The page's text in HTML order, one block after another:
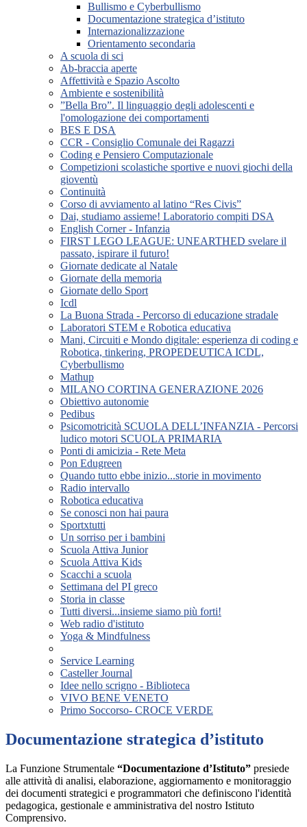
Bullismo e Cyberbullismo
Documentazione strategica d’istituto
Internazionalizzazione
Orientamento secondaria
A scuola di sci
Ab-braccia aperte
Affettività e Spazio Ascolto
Ambiente e sostenibilità
”Bella Bro”. Il linguaggio degli adolescenti e
l'omologazione dei comportamenti
BES E DSA
CCR - Consiglio Comunale dei Ragazzi
Coding e Pensiero Computazionale
Competizioni scolastiche sportive e nuovi giochi della
gioventù
Continuità
Corso di avviamento al latino “Res Civis”
Dai, studiamo assieme! Laboratorio compiti DSA
English Corner - Infanzia
FIRST LEGO LEAGUE: UNEARTHED svelare il
passato, ispirare il futuro!
Giornate dedicate al Natale
Giornate della memoria
Giornate dello Sport
Icdl
La Buona Strada - Percorso di educazione stradale
Laboratori STEM e Robotica educativa
Mani, Circuiti e Mondo digitale: esperienza di coding e
Robotica, tinkering, PROPEDEUTICA ICDL,
Cyberbullismo
Mathup
MILANO CORTINA GENERAZIONE 2026
Obiettivo autonomie
Pedibus
Psicomotricità SCUOLA DELL’INFANZIA - Percorsi
ludico motori SCUOLA PRIMARIA
Ponti di amicizia - Rete Meta
Pon Edugreen
Quando tutto ebbe inizio...storie in movimento
Radio intervallo
Robotica educativa
Se conosci non hai paura
Sportxtutti
Un sorriso per i bambini
Scuola Attiva Junior
Scuola Attiva Kids
Scacchi a scuola
Settimana del PI greco
Storia in classe
Tutti diversi...insieme siamo più forti!
Web radio d'istituto
Yoga & Mindfulness
Service Learning
Casteller Journal
Idee nello scrigno - Biblioteca
VIVO BENE VENETO
Primo Soccorso- CROCE VERDE
Documentazione strategica d’istituto
La Funzione Strumentale “Documentazione d’Istituto” presiede
alle attività di analisi, elaborazione, aggiornamento e monitoraggio
dei documenti strategici e programmatori che definiscono l'identità
pedagogica, gestionale e amministrativa del nostro Istituto
Comprensivo.